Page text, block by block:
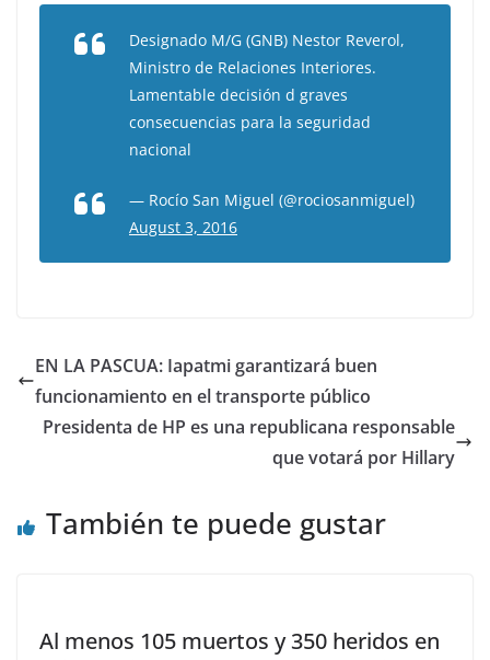
Designado M/G (GNB) Nestor Reverol,
Ministro de Relaciones Interiores.
Lamentable decisión d graves
consecuencias para la seguridad
nacional
— Rocío San Miguel (@rociosanmiguel)
August 3, 2016
EN LA PASCUA: Iapatmi garantizará buen
funcionamiento en el transporte público
Presidenta de HP es una republicana responsable
que votará por Hillary
También te puede gustar
Al menos 105 muertos y 350 heridos en